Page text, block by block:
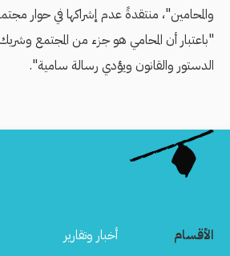
والمحامين"، منتقدةً عدم إشراكها في حوار
"باعتبار أن المحامي هو جزء من المجتمع
الدستور والقانون ويؤدي رسالة سامية".
الأقسام
أخبار وتقارير